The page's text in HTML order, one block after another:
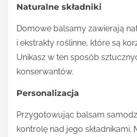
Naturalne składniki
Domowe balsamy zawierają
i ekstrakty roślinne, które są
Unikasz w ten sposób
konserwantów.
Personalizacja
Przygotowując balsam
kontrolę nad jego składnikami.